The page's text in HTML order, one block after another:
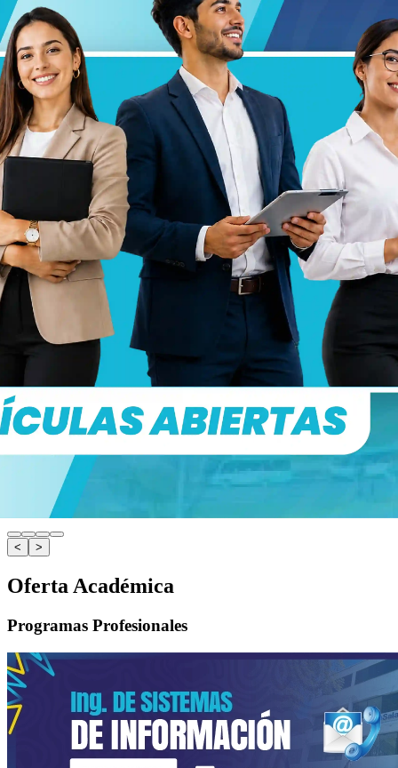
< >
Oferta Académica
Programas Profesionales